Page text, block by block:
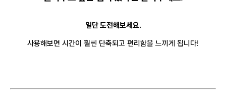
일단 도전해보세요.
사용해보면 시간이 훨씬 단축되고 편리함을 느끼게 됩니다!